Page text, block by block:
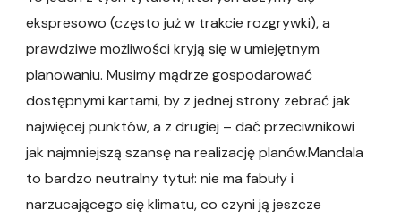
ekspresowo (często już w trakcie rozgrywki), a
prawdziwe możliwości kryją się w umiejętnym
planowaniu. Musimy mądrze gospodarować
dostępnymi kartami, by z jednej strony zebrać jak
najwięcej punktów, a z drugiej – dać przeciwnikowi
jak najmniejszą szansę na realizację planów.Mandala
to bardzo neutralny tytuł: nie ma fabuły i
narzucającego się klimatu, co czyni ją jeszcze